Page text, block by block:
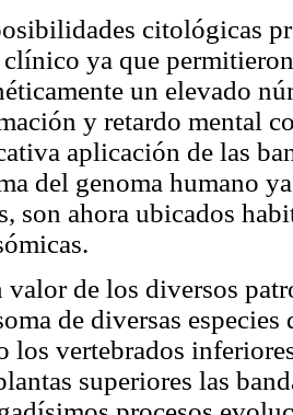
citológicas
ya que
un elevado
y retardo mental
aplicación de las
del genoma humano
son ahora ubicados
valor de los diversos
de diversas
los vertebrados
superiores las